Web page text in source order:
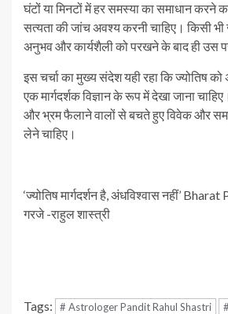
घंटों या मिनटों में हर समस्या का समाधान करने
सत्यता की जांच अवश्य करनी चाहिए। किसी भी
अनुभव और कार्यशैली को परखने के बाद ही उस
इस चर्चा का मुख्य संदेश यही रहा कि ज्योतिष
एक मार्गदर्शक विज्ञान के रूप में देखा जाना
और भ्रम फैलाने वालों से बचते हुए विवेक और
लेने चाहिए।
‘ज्योतिष मार्गदर्शन है, अंधविश्वास नहीं’
गरजे -राहुल शास्त्री
Tags: # Astrologer Pandit Rahul Shastri